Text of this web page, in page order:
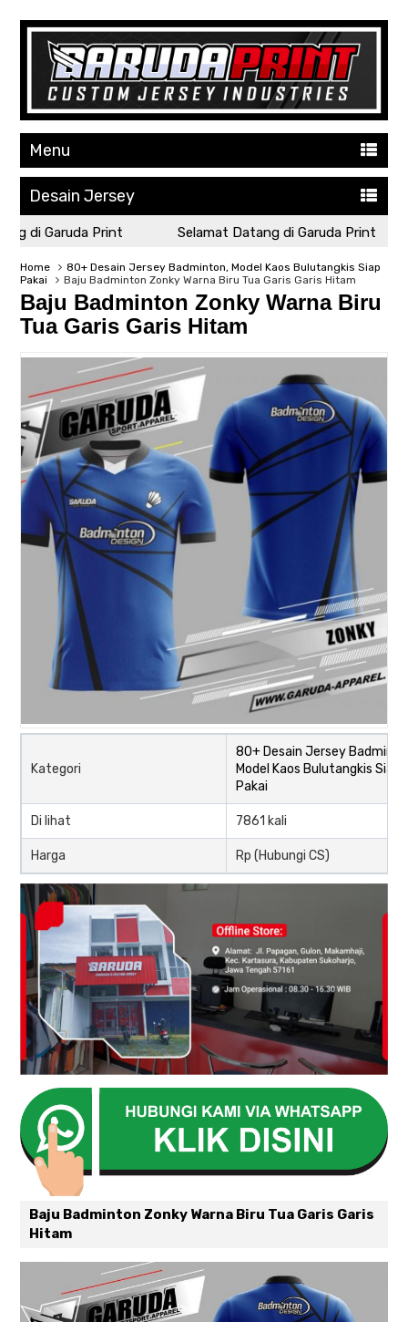
Menu
Desain Jersey
di Garuda Print Selamat Datang di Garuda Print
Home
80+ Desain Jersey Badminton, Model Kaos Bulutangkis Siap
Pakai
Baju Badminton Zonky Warna Biru Tua Garis Garis Hitam
Baju Badminton Zonky Warna Biru
Tua Garis Garis Hitam
Kategori
80+ Desain Jersey
Model Kaos Bulutangkis Siap
Pakai
Di lihat 7861 kali
Harga Rp (Hubungi CS)
Baju Badminton Zonky Warna Biru Tua Garis Garis
Hitam